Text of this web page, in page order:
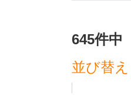
645件中
並び替え